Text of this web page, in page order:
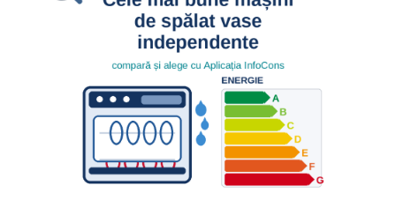
Ghid InfoCons – Cum sa alegi masina de spalat vase